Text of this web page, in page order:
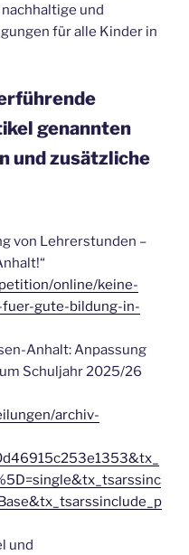
und
für alle Kinder in
genannten
und zusätzliche
von Lehrerstunden –
online/keine-
gute-bildung-in-
Anhalt: Anpassung
Schuljahr 2025/26
archiv-
und